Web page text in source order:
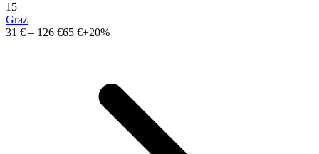
15
Graz
31 € – 126 €65 €+20%